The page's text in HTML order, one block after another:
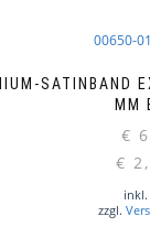
SATINBAND
MM
€
€
inkl.
zzgl.